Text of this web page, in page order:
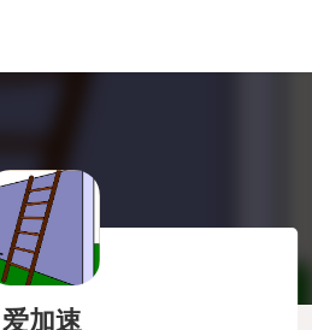
爱加速